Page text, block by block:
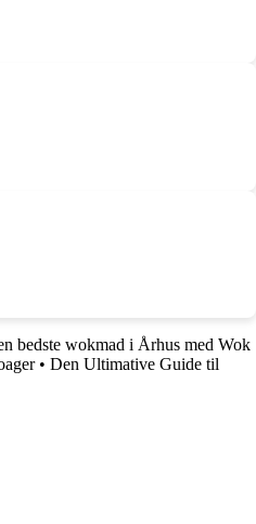
bedste wokmad i Århus med Wok
• Den Ultimative Guide til